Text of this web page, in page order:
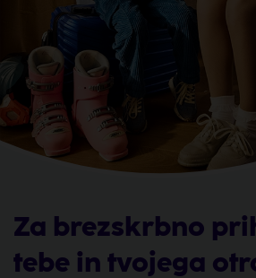
Za brezskrbno
tebe in tvojega